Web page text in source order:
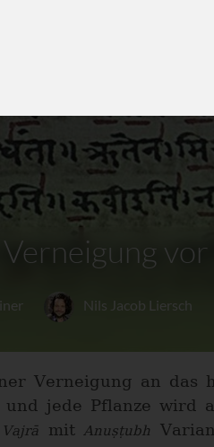
Nils Jacob Liersch
Verneigung an das
jede Pflanze wird
mit Anuṣṭubh